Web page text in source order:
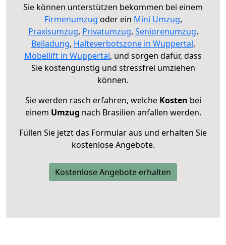
Sie können unterstützen bekommen bei einem
Firmenumzug oder ein Mini Umzug,
Praxisumzug, Privatumzug, Seniorenumzug,
Beiladung, Halteverbotszone in Wuppertal,
Möbellift in Wuppertal, und sorgen dafür, dass
Sie kostengünstig und stressfrei umziehen
können.
Sie werden rasch erfahren, welche Kosten bei
einem Umzug nach Brasilien anfallen werden.
Füllen Sie jetzt das Formular aus und erhalten Sie
kostenlose Angebote.
Kostenlose Angebote erhalten